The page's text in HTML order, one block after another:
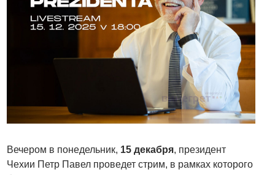
Вечером в понедельник, 15 декабря, президент
Чехии Петр Павел проведет стрим, в рамках которого